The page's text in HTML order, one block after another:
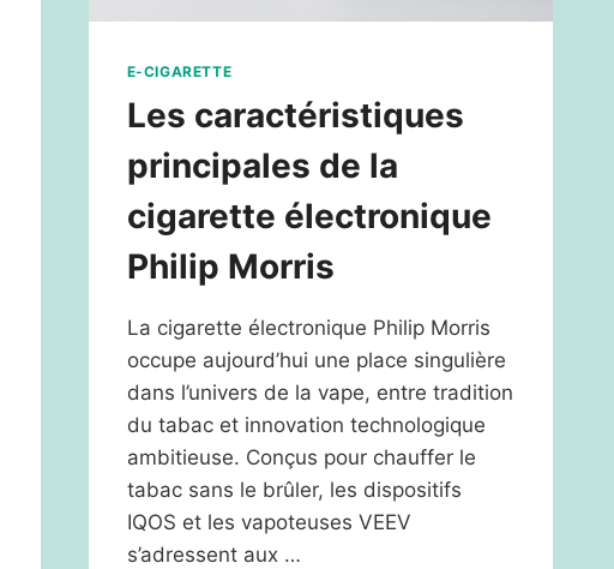
E-CIGARETTE
Les caractéristiques
principales de la
cigarette électronique
Philip Morris
La cigarette électronique Philip Morris
occupe aujourd’hui une place singulière
dans l’univers de la vape, entre tradition
du tabac et innovation technologique
ambitieuse. Conçus pour chauffer le
tabac sans le brûler, les dispositifs
IQOS et les vapoteuses VEEV
s’adressent aux …